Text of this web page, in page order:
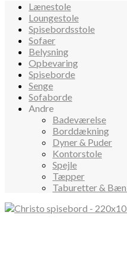
Lænestole
Loungestole
Spisebordsstole
Sofaer
Belysning
Opbevaring
Spiseborde
Senge
Sofaborde
Andre
Badeværelse
Borddækning
Dyner & Puder
Kontorstole
Spejle
Tæpper
Taburetter &